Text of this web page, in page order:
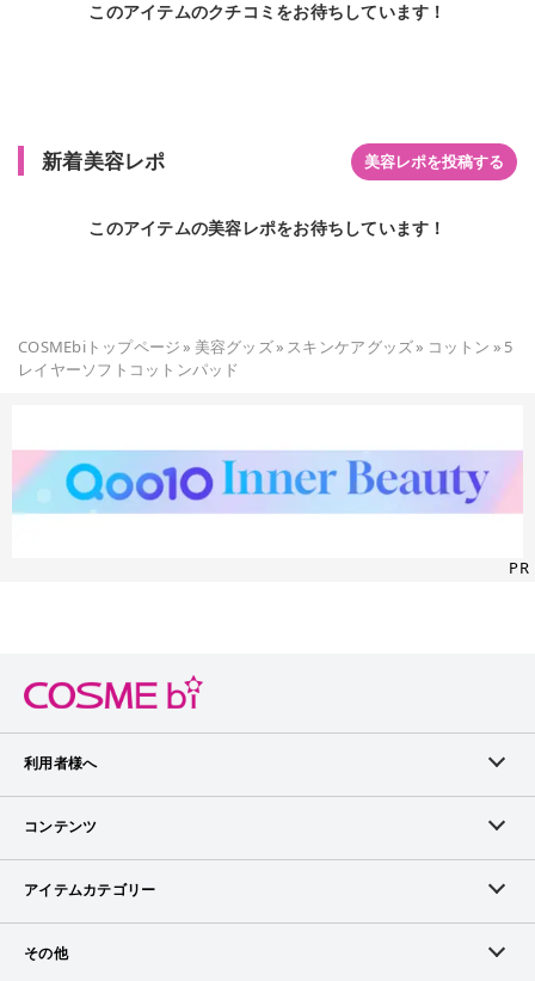
このアイテムのクチコミをお待ちしています！
新着美容レポ 美容レポを投稿する
このアイテムの美容レポをお待ちしています！
COSMEbiトップページ» 美容グッズ» スキンケアグッズ» コットン » 5
レイヤーソフトコットンパッド
PR
利用者様へ
メンバーログイン
メンバー会員について
コンテンツ
ランキング
アイテムカテゴリー
スキンケア
その他